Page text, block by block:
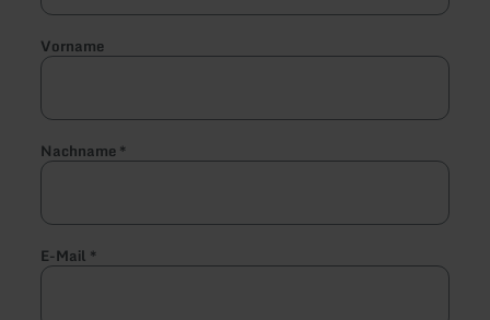
Vorname
Nachname*
E-Mail *